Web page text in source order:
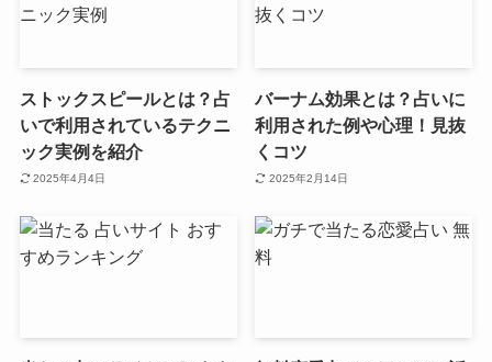
ストックスピールとは？占
いで利用されているテクニ
ック実例を紹介
2025年4月4日
バーナム効果とは？占いに
利用された例や心理！見抜
くコツ
2025年2月14日